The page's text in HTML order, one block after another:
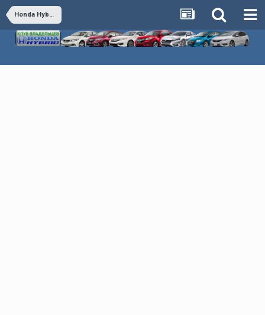
Honda Hybrid - Обсуждаем все гибридные автомобили Honda